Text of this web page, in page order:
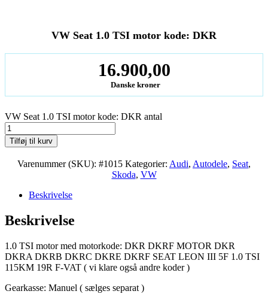
VW Seat 1.0 TSI motor kode: DKR
16.900,00
Danske kroner
VW Seat 1.0 TSI motor kode: DKR antal
Tilføj til kurv
Varenummer (SKU): #1015 Kategorier: Audi, Autodele, Seat,
Skoda, VW
Beskrivelse
Beskrivelse
1.0 TSI motor med motorkode: DKR DKRF MOTOR DKR
DKRA DKRB DKRC DKRE DKRF SEAT LEON III 5F 1.0 TSI
115KM 19R F-VAT ( vi klare også andre koder )
Gearkasse: Manuel ( sælges separat )